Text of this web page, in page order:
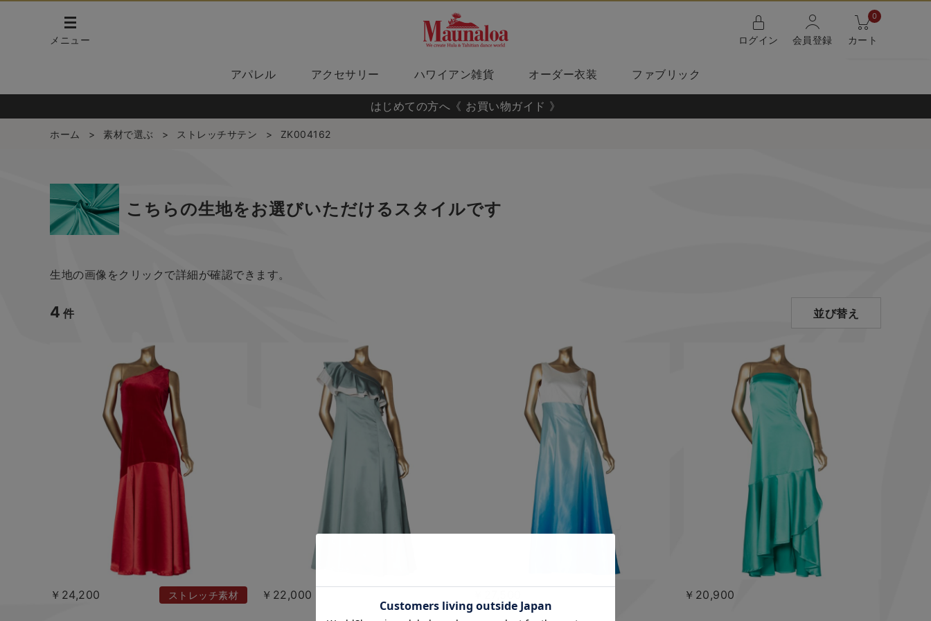
メニュー ログイン 会員登録
0
カート
アパレル アクセサリー ハワイアン雑貨 オーダー衣装 ファブリック
はじめての方へ《 お買い物ガイド 》
ホーム > 素材で選ぶ > ストレッチサテン > ZK004162
こちらの生地をお選びいただけるスタイルです
生地の画像をクリックで詳細が確認できます。
4 件 並び替え
￥24,200 ストレッチ素材 ￥22,000 ￥20,900